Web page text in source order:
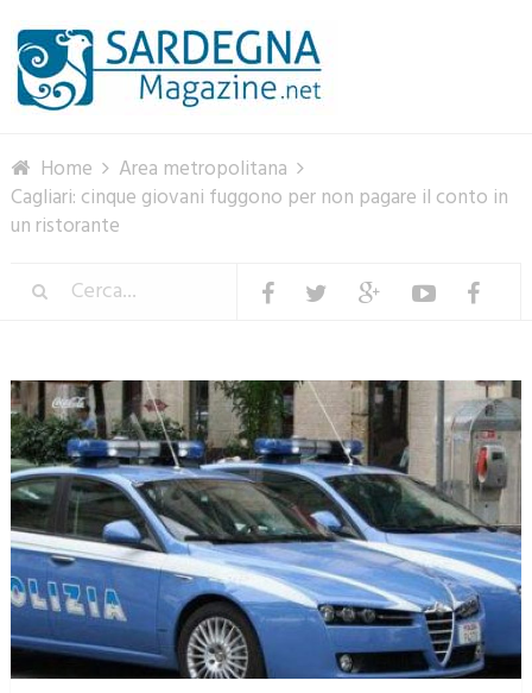
Home
Area metropolitana
Cagliari: cinque giovani fuggono per non pagare il conto in
un ristorante